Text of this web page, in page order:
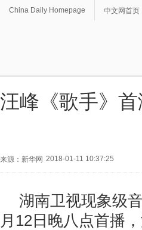
China Daily Homepage 中文网首页
汪峰《歌手》
来源：新华网 2018-01-11 10:37:25
湖南卫视现象级
月12日晚八点首播